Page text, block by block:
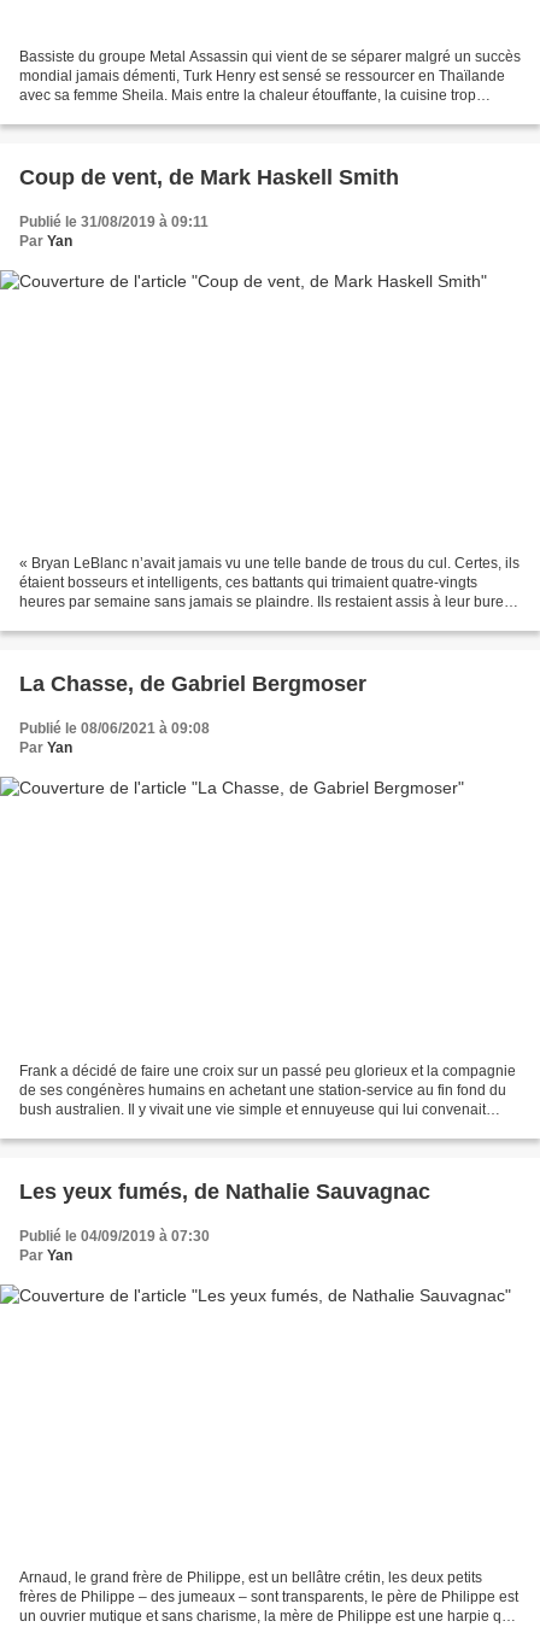
Bassiste du groupe Metal Assassin qui vient de se séparer malgré un succès
mondial jamais démenti, Turk Henry est sensé se ressourcer en Thaïlande
avec sa femme Sheila. Mais entre la chaleur étouffante, la cuisine trop
Coup de vent, de Mark Haskell Smith
Publié le 31/08/2019 à 09:11
Par Yan
« Bryan LeBlanc n’avait jamais vu une telle bande de trous du cul. Certes, ils
étaient bosseurs et intelligents, ces battants qui trimaient quatre-vingts
heures par semaine sans jamais se plaindre. Ils restaient assis à leur bureau
La Chasse, de Gabriel Bergmoser
Publié le 08/06/2021 à 09:08
Par Yan
Frank a décidé de faire une croix sur un passé peu glorieux et la compagnie
de ses congénères humains en achetant une station-service au fin fond du
bush australien. Il y vivait une vie simple et ennuyeuse qui lui convenait
Les yeux fumés, de Nathalie Sauvagnac
Publié le 04/09/2019 à 07:30
Par Yan
Arnaud, le grand frère de Philippe, est un bellâtre crétin, les deux petits
frères de Philippe – des jumeaux – sont transparents, le père de Philippe est
un ouvrier mutique et sans charisme, la mère de Philippe est une harpie qui